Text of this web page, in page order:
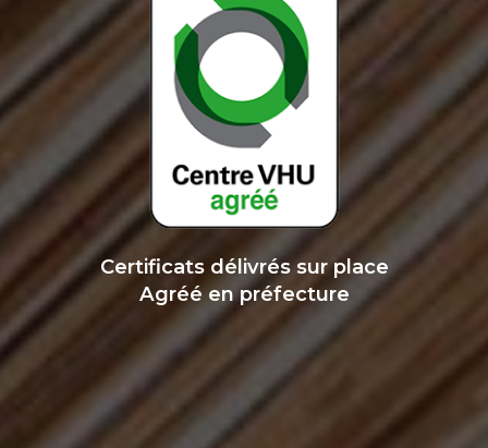
Certificats délivrés sur place
Agréé en préfecture